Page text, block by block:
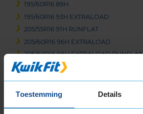
Toestemming Details
195/60R16 89H
195/60R16 93H EXTRALOAD
205/55R16 91H RUNFLAT
205/60R16 96H EXTRALOAD
205/60R16 96H EXTRALOAD RUNFLAT
205/65R16 95H
17-inch banden
205/60R17 97H EXTRALOAD
205/65R17 100H EXTRALOAD